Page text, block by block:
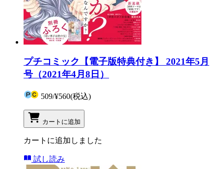
プチコミック【電子版特典付き】 2021年5月
号（2021年4月8日）
509/¥560(税込)
カートに追加
カートに追加しました
試し読み